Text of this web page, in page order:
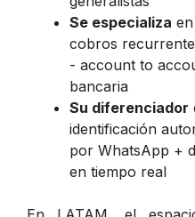
Se especializa
cobros
- account to
bancaria
Su diferenciador
identificación
por WhatsApp +
en tiempo real